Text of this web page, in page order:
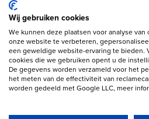
VW ID.4 leasen
Copyright navigation
Klanten beoordelingen
Autobedrijven
Wij gebruiken cookies
We kunnen deze plaatsen voor analyse
onze website te verbeteren,
een geweldige website-ervaring te bieden.
cookies die we gebruiken opent u de
De gegevens worden verzameld voor het
het meten van de effectiviteit van
worden gedeeld met Google LLC, meer